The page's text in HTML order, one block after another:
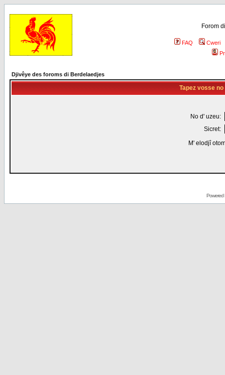
Forom
FAQ
Cweri
Djivêye des foroms di Berdelaedjes
Tapez vosse
No d' uzeu:
Sicret:
M' elodjî
Powered